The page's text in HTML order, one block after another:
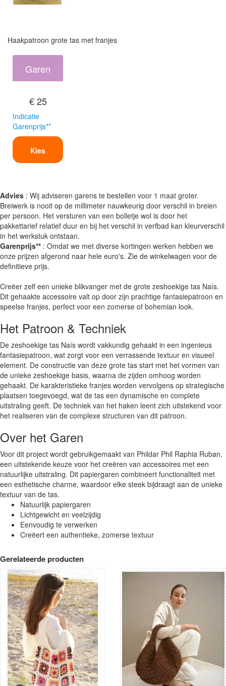
Haakpatroon grote tas met franjes
Garen
€ 25
Indicatie
Garenprijs**
Kies
Advies : Wij adviseren garens te bestellen voor 1 maat groter.
Breiwerk is nooit op de millimeter nauwkeurig door verschil in breien
per persoon. Het versturen van een bolletje wol is door het
pakkettarief relatief duur en bij het verschil in verfbad kan kleurverschil
in het werkstuk ontstaan.
Garenprijs** : Omdat we met diverse kortingen werken hebben we
onze prijzen afgerond naar hele euro's. Zie de winkelwagen voor de
definitieve prijs.
Creëer zelf een unieke blikvanger met de grote zeshoekige tas Naís.
Dit gehaakte accessoire valt op door zijn prachtige fantasiepatroon en
speelse franjes, perfect voor een zomerse of bohemian look.
Het Patroon & Techniek
De zeshoekige tas Naís wordt vakkundig gehaakt in een ingenieus
fantasiepatroon, wat zorgt voor een verrassende textuur en visueel
element. De constructie van deze grote tas start met het vormen van
de unieke zeshoekige basis, waarna de zijden omhoog worden
gehaakt. De karakteristieke franjes worden vervolgens op strategische
plaatsen toegevoegd, wat de tas een dynamische en complete
uitstraling geeft. De techniek van het haken leent zich uitstekend voor
het realiseren van de complexe structuren van dit patroon.
Over het Garen
Voor dit project wordt gebruikgemaakt van Phildar Phil Raphia Ruban,
een uitstekende keuze voor het creëren van accessoires met een
natuurlijke uitstraling. Dit papiergaren combineert functionaliteit met
een esthetische charme, waardoor elke steek bijdraagt aan de unieke
textuur van de tas.
Natuurlijk papiergaren
Lichtgewicht en veelzijdig
Eenvoudig te verwerken
Creëert een authentieke, zomerse textuur
Gerelateerde producten